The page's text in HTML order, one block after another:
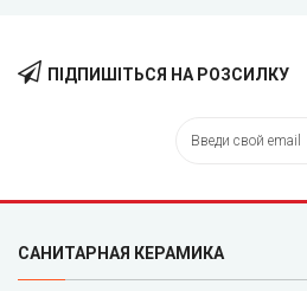
ПІДПИШІТЬСЯ НА РОЗСИЛКУ
САНИТАРНАЯ КЕРАМИКА